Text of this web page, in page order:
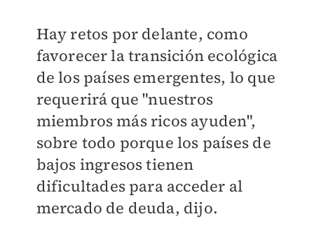
Hay retos por delante, como
favorecer la transición ecológica
de los países emergentes, lo que
requerirá que "nuestros
miembros más ricos ayuden",
sobre todo porque los países de
bajos ingresos tienen
dificultades para acceder al
mercado de deuda, dijo.